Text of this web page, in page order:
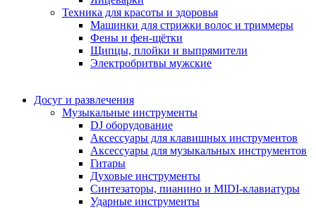
Техника для красоты и здоровья
Машинки для стрижки волос и триммеры
Фены и фен-щётки
Щипцы, плойки и выпрямители
Электробритвы мужские
Досуг и развлечения
Музыкальные инструменты
DJ оборудование
Аксессуары для клавишных инструментов
Аксессуары для музыкальных инструментов
Гитары
Духовые инструменты
Синтезаторы, пианино и MIDI-клавиатуры
Ударные инструменты